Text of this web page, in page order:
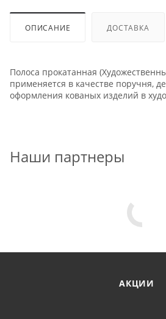
ОПИСАНИЕ ДОСТАВКА
Полоса прокатанная
применяется в качестве поручня,
оформления кованых изделий в
Наши партнеры
АКЦИИ